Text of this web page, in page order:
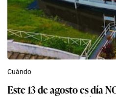
Cuándo
Este 13 de agosto es día